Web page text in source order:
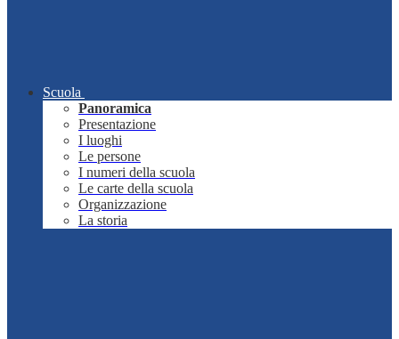
Scuola
Panoramica
Presentazione
I luoghi
Le persone
I numeri della scuola
Le carte della scuola
Organizzazione
La storia